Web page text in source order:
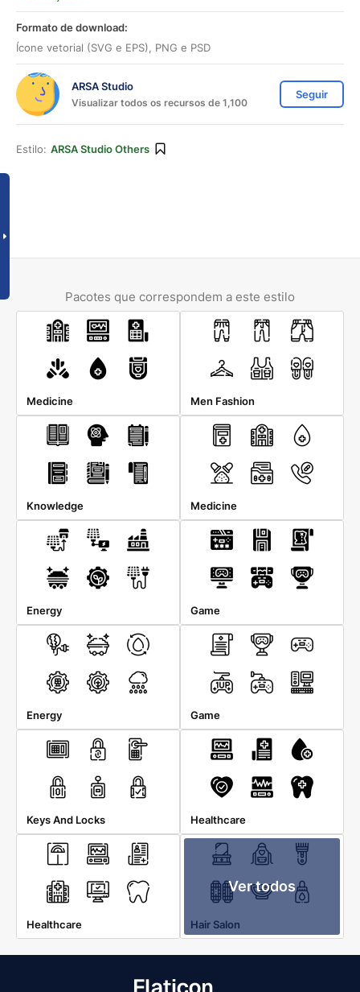
Formato de download:
Ícone vetorial (SVG e EPS), PNG e PSD
ARSA Studio
Visualizar todos os recursos de 1,100
Seguir
Estilo: ARSA Studio Others
Pacotes que correspondem a este estilo
Medicine Men Fashion
Knowledge Medicine
Energy Game
Energy Game
Keys And Locks Healthcare
Healthcare
Ver todos
Hair Salon